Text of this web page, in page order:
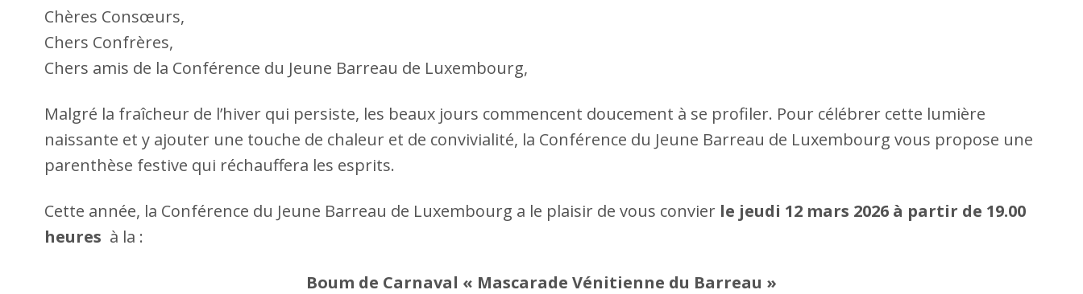
Chères Consœurs,
Chers Confrères,
Chers amis de la Conférence du Jeune Barreau de Luxembourg,
Malgré la fraîcheur de l’hiver qui persiste, les beaux jours commencent doucement à se profiler. Pour célébrer cette lumière
naissante et y ajouter une touche de chaleur et de convivialité, la Conférence du Jeune Barreau de Luxembourg vous propose une
parenthèse festive qui réchauffera les esprits.
Cette année, la Conférence du Jeune Barreau de Luxembourg a le plaisir de vous convier le jeudi 12 mars 2026 à partir de 19.00
heures à la :
Boum de Carnaval « Mascarade Vénitienne du Barreau »